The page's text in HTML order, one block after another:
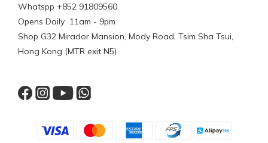
Whatspp +852 91809560
Opens Daily 11am - 9pm
Shop G32 Mirador Mansion, Mody Road, Tsim Sha Tsui,
Hong Kong (MTR exit N5)